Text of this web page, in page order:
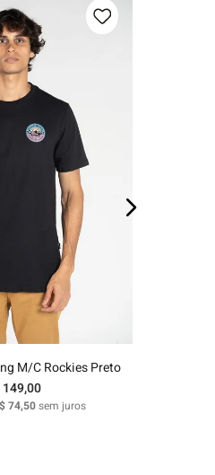
GG
ao carrinho
M/C Rockies Preto
149,00
74,50sem juros